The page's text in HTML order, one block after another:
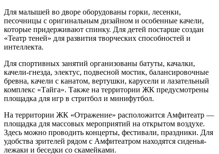
Для малышей во дворе оборудованы горки, лесенки,
песочницы с оригинальным дизайном и особенные качели,
которые придерживают спинку. Для детей постарше создан
«Театр теней» для развития творческих способностей и
интеллекта.
Для спортивных занятий организованы батуты, качалки,
качели-гнезда, электус, подвесной мостик, балансировочные
бревна, качели с канатом, вертушки, карусели и лазательный
комплекс «Тайга». Также на территории ЖК предусмотрены
площадка для игр в стритбол и минифутбол.
На территории ЖК «Отражение» расположится Амфитеатр —
площадка для массовых мероприятий на открытом воздухе.
Здесь можно проводить концерты, фестивали, праздники. Для
удобства зрителей рядом с Амфитеатром находятся сиденья-
лежаки и беседки со скамейками.